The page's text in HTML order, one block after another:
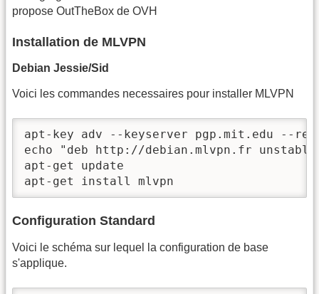
propose OutTheBox de OVH
Installation de MLVPN
Debian Jessie/Sid
Voici les commandes necessaires pour installer MLVPN
apt-key adv --keyserver pgp.mit.edu --recv
echo "deb http://debian.mlvpn.fr
apt-get update
apt-get install mlvpn
Configuration Standard
Voici le schéma sur lequel la configuration de base
s'applique.